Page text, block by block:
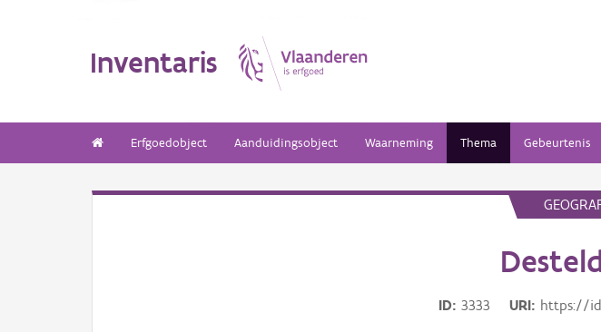
Inventaris
Erfgoedobject Aanduidingsobject Waarneming Thema Gebeurtenis
ID 3333 URI https://